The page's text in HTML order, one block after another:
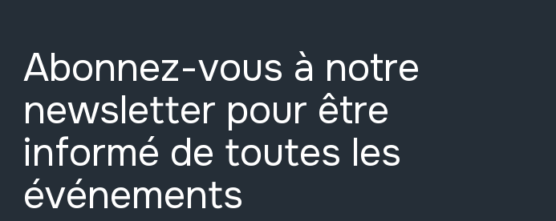
Abonnez-vous à notre
newsletter pour être
informé de toutes les
événements